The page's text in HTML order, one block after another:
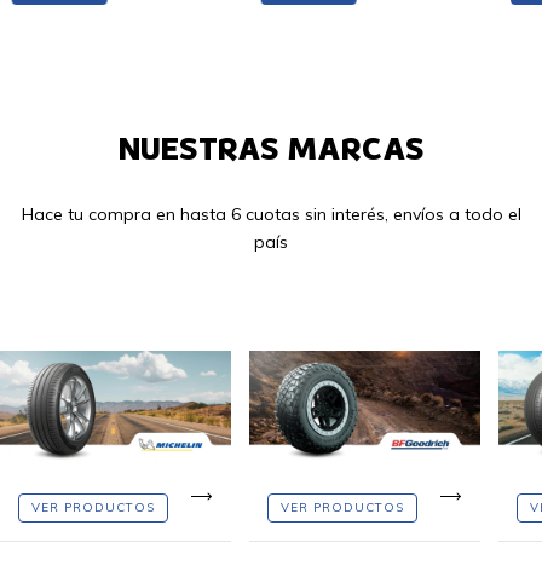
NUESTRAS MARCAS
Hace tu compra en hasta 6 cuotas sin interés, envíos a todo el
país
VER PRODUCTOS VER PRODUCTOS